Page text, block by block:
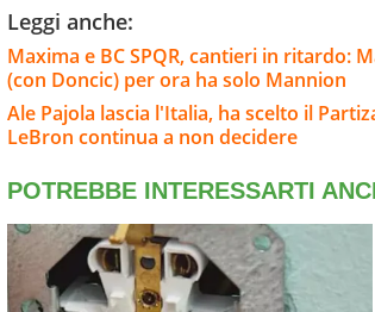
Leggi anche:
Maxima e BC SPQR, cantieri in ritardo:
(con Doncic) per ora ha solo Mannion
Ale Pajola lascia l'Italia, ha scelto il
LeBron continua a non decidere